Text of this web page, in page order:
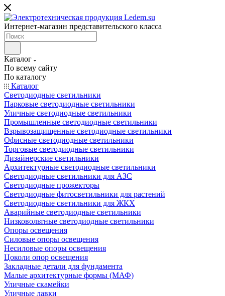
Интернет-магазин представительского класса
Каталог
По всему сайту
По каталогу
Каталог
Светодиодные светильники
Парковые светодиодные светильники
Уличные светодиодные светильники
Промышленные светодиодные светильники
Взрывозащищенные светодиодные светильники
Офисные светодиодные светильники
Торговые светодиодные светильники
Дизайнерские светильники
Архитектурные светодиодные светильники
Светодиодные светильники для АЗС
Светодиодные прожекторы
Светодиодные фитосветильники для растений
Светодиодные светильники для ЖКХ
Аварийные светодиодные светильники
Низковольтные светодиодные светильники
Опоры освещения
Силовые опоры освещения
Несиловые опоры освещения
Цоколи опор освещения
Закладные детали для фундамента
Малые архитектурные формы (МАФ)
Уличные скамейки
Уличные лавки